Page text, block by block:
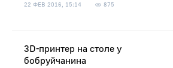
22 ФЕВ 2016, 15:14 875
3D-принтер на столе у
бобруйчанина